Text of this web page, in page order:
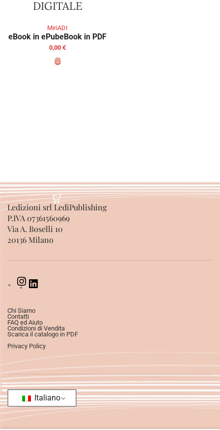
DIGITALE
MiriADI
eBook in ePubeBook in PDF
0,00 €
Ledizioni srl LediPublishing
P.IVA 07361560969
Via A. Boselli 10
20136 Milano
Chi Siamo
Contatti
FAQ ed Aiuto
Condizioni di Vendita
Scarica il catalogo in PDF
Privacy Policy
Italiano